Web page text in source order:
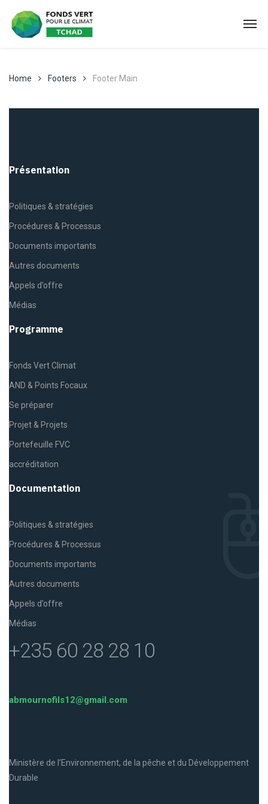
Home Footers Footer Main
Présentation
Politiques & stratégies
Procédures & Processus
Documents importants
Autres documents
Appels d’offre
Médias
Programme
Fonds Vert Climat
AND & Points Focaux
Se préparer
Projet & Projets
Portefeuille FVC
accréditation
Documentation
Politiques & stratégies
Procédures & Processus
Documents importants
Autres documents
Appels d’offre
Médias
+235 60 28 28 10
abmournofils12@gmail.com
Ministère de l’Environnement, de la pêche et du Développement
Durable